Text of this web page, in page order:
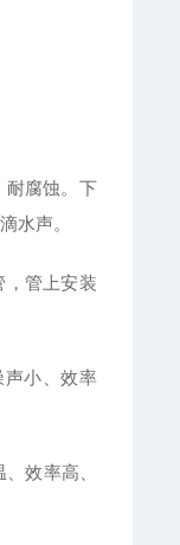
耐腐蚀。下
水声。
，管上安装
声小、效率
效率高、